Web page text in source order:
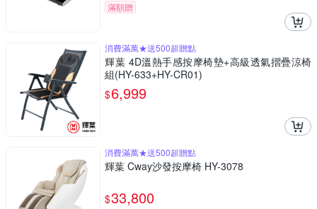
滿額贈
消費滿萬★送500超贈點
輝葉 4D溫熱手感按摩椅墊+高級透氣摺疊涼椅
組(HY-633+HY-CR01)
$6,999
消費滿萬★送500超贈點
輝葉 Cway沙發按摩椅 HY-3078
$33,800